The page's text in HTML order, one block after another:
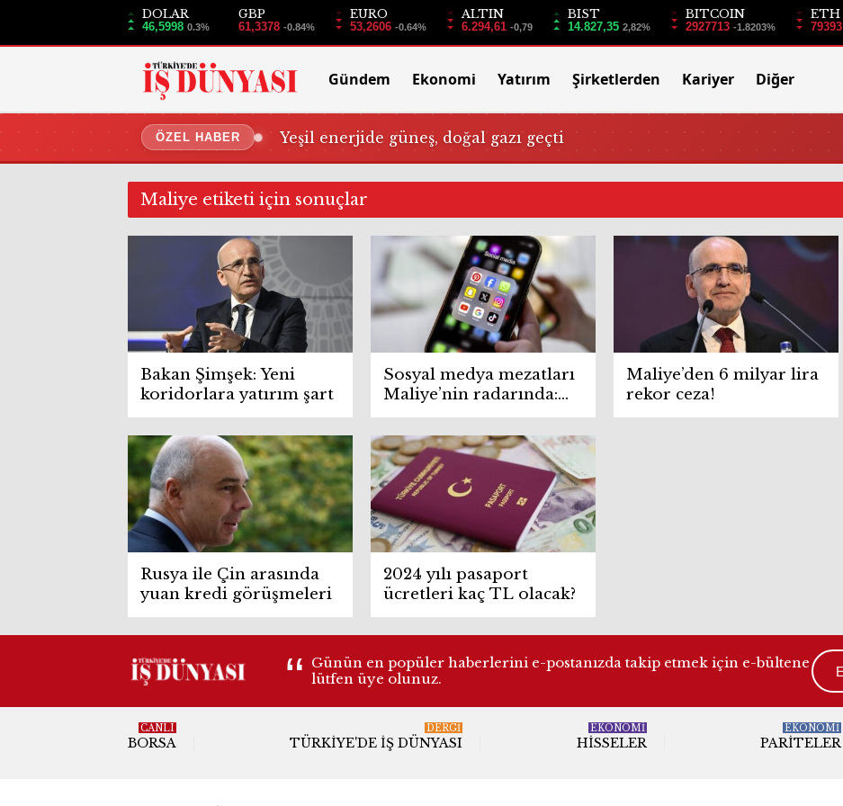
DOLAR
46,5998 0.3%
GBP
61,3378 -0.84%
EURO
53,2606 -0.64%
ALTIN
6.294,61 -0,79
BIST
14.827,35 2,82%
BITCOIN
2927713 -1.8203%
ETH
79393
Gündem Ekonomi Yatırım Şirketlerden Kariyer Diğer
ÖZEL HABER Yeşil enerjide güneş, doğal gazı geçti
Maliye etiketi için sonuçlar
Bakan Şimşek: Yeni
koridorlara yatırım şart
Sosyal medya mezatları
Maliye’nin radarında:
500 milyon TL’lik kayıt
dışı
Maliye’den 6 milyar lira
rekor ceza!
Rusya ile Çin arasında
yuan kredi görüşmeleri
2024 yılı pasaport
ücretleri kaç TL olacak?
Günün en popüler haberlerini e-postanızda takip etmek için e-bültene
lütfen üye olunuz.
BORSA
CANLI
TÜRKIYE'DE İŞ DÜNYASI
DERGI
HISSELER
EKONOMİ
PARITELER
EKONOMİ